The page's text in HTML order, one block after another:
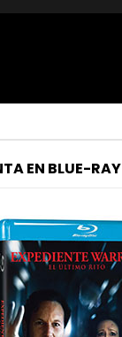
EN BLUE-RAY